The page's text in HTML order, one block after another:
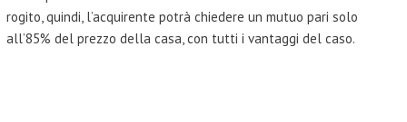
rogito, quindi, l’acquirente potrà chiedere un mutuo pari solo
all’85% del prezzo della casa, con tutti i vantaggi del caso.